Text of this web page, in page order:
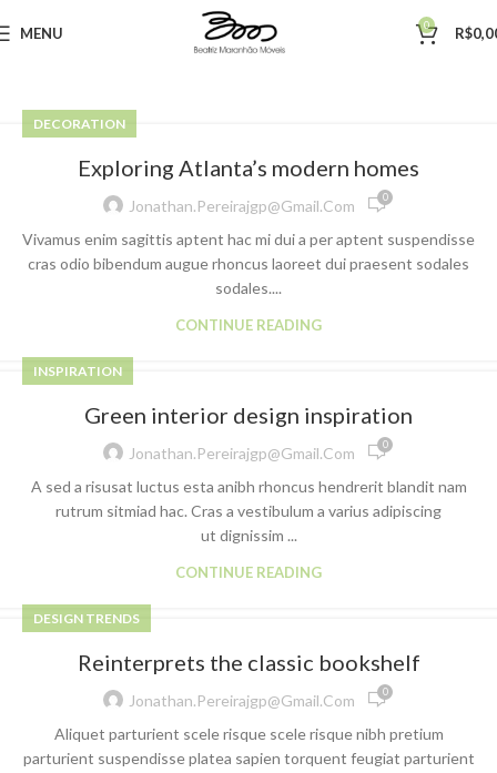
MENU 0 R$
DECORATION
Exploring Atlanta’s modern homes
Jonathan.pereirajgp@gmail.com 0
Vivamus enim sagittis aptent hac mi dui a per aptent suspendisse
cras odio bibendum augue rhoncus laoreet dui praesent sodales
sodales....
CONTINUE READING
INSPIRATION
Green interior design inspiration
Jonathan.pereirajgp@gmail.com 0
A sed a risusat luctus esta anibh rhoncus hendrerit blandit nam
rutrum sitmiad hac. Cras a vestibulum a varius adipiscing
ut dignissim ...
CONTINUE READING
DESIGN TRENDS
Reinterprets the classic bookshelf
Jonathan.pereirajgp@gmail.com 0
Aliquet parturient scele risque scele risque nibh pretium
parturient suspendisse platea sapien torquent feugiat parturient